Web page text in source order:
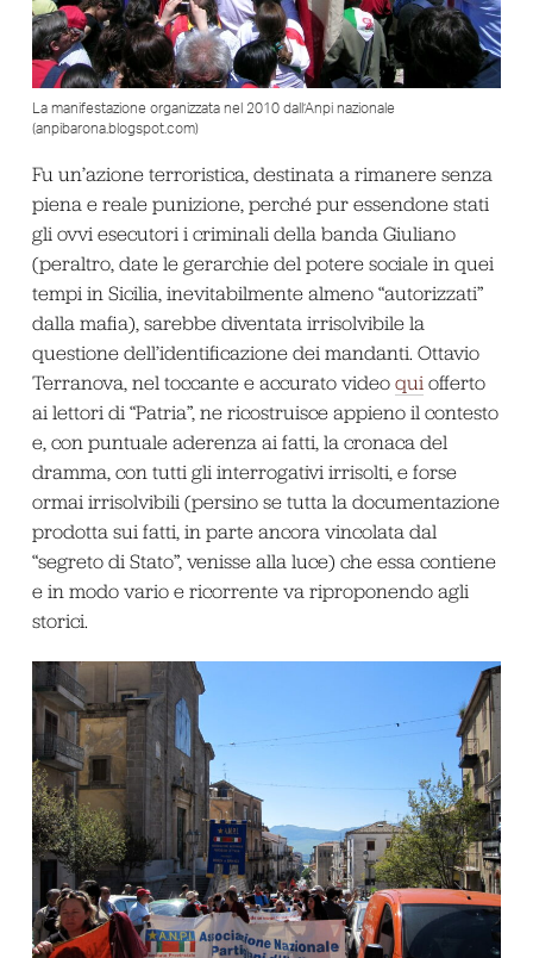
La manifestazione organizzata nel 2010 dall’Anpi nazionale
(anpibarona.blogspot.com)
Fu un’azione terroristica, destinata a rimanere senza
piena e reale punizione, perché pur essendone stati
gli ovvi esecutori i criminali della banda Giuliano
(peraltro, date le gerarchie del potere sociale in quei
tempi in Sicilia, inevitabilmente almeno “autorizzati”
dalla mafia), sarebbe diventata irrisolvibile la
questione dell’identificazione dei mandanti. Ottavio
Terranova, nel toccante e accurato video quiofferto
ai lettori di “Patria”, ne ricostruisce appieno il contesto
e, con puntuale aderenza ai fatti, la cronaca del
dramma, con tutti gli interrogativi irrisolti, e forse
ormai irrisolvibili (persino se tutta la documentazione
prodotta sui fatti, in parte ancora vincolata dal
“segreto di Stato”, venisse alla luce) che essa contiene
e in modo vario e ricorrente va riproponendo agli
storici.